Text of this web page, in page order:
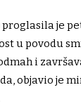
je
u povodu
i
objavio je